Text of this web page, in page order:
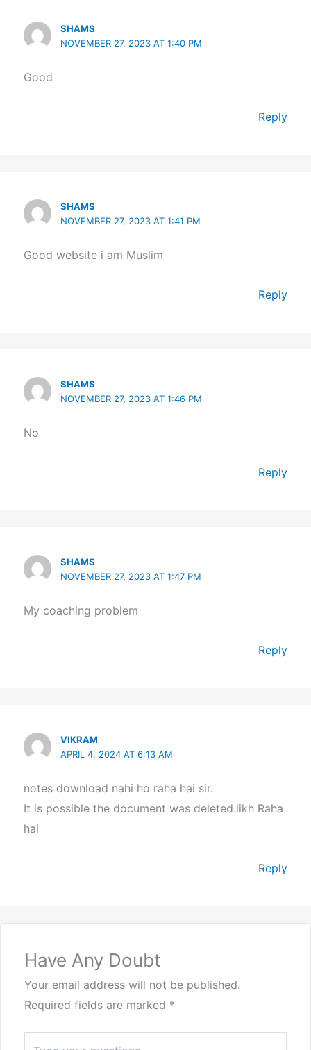
SHAMS
NOVEMBER 27, 2023 AT 1:40 PM
Good
Reply
SHAMS
NOVEMBER 27, 2023 AT 1:41 PM
Good website i am Muslim
Reply
SHAMS
NOVEMBER 27, 2023 AT 1:46 PM
No
Reply
SHAMS
NOVEMBER 27, 2023 AT 1:47 PM
My coaching problem
Reply
VIKRAM
APRIL 4, 2024 AT 6:13 AM
notes download nahi ho raha hai sir.
It is possible the document was deleted.likh Raha
hai
Reply
Have Any Doubt
Your email address will not be published.
Required fields are marked *